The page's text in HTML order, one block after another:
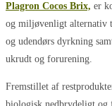
Plagron Cocos Brix, er
og miljøvenligt alternativ
og udendørs dyrkning
ukrudt og forurening.
Fremstillet af